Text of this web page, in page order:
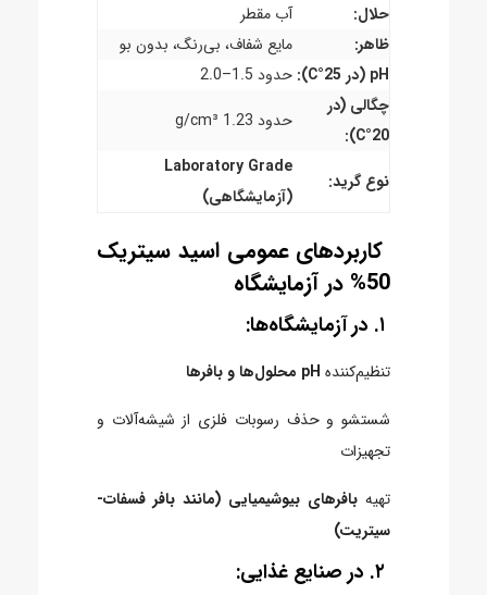
حلال:
آب مقطر
ظاهر:
مایع شفاف، بی‌رنگ، بدون بو
pH (در 25°C):
حدود 1.5–2.0
چگالی (در
20°C):
حدود 1.23 g/cm³
نوع گرید:
Laboratory Grade
(آزمایشگاهی)
کاربردهای عمومی اسید سیتریک
50% در آزمایشگاه
۱. در آزمایشگاه‌ها:
تنظیم‌کننده pH محلول‌ها و بافرها
شستشو و حذف رسوبات فلزی از شیشه‌آلات و
تجهیزات
تهیه بافرهای بیوشیمیایی (مانند بافر فسفات-
سیتریت)
۲. در صنایع غذایی: